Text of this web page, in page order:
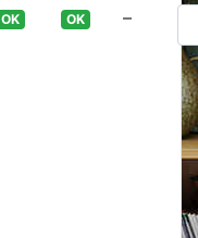
OK OK –